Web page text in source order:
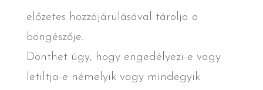
előzetes hozzájárulásával tárolja a
böngészője.
Dönthet úgy, hogy engedélyezi-e vagy
letiltja-e némelyik vagy mindegyik